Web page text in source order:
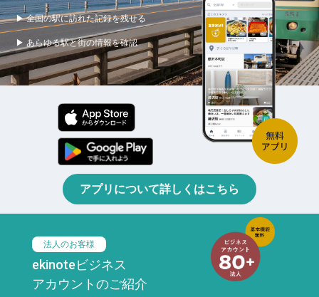
▶ 全国の駅に訪れた記録を残せる
▶ あらゆる駅と街の情報を確認
アプリについて詳しくはこちら
法人のお客様
ekinoteビジネス
アカウントのご紹介